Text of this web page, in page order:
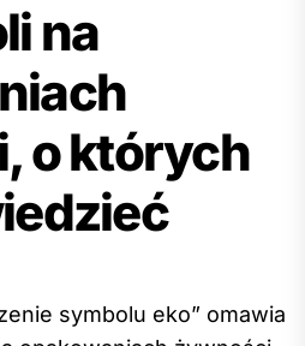
na
o których
symbolu eko” omawia